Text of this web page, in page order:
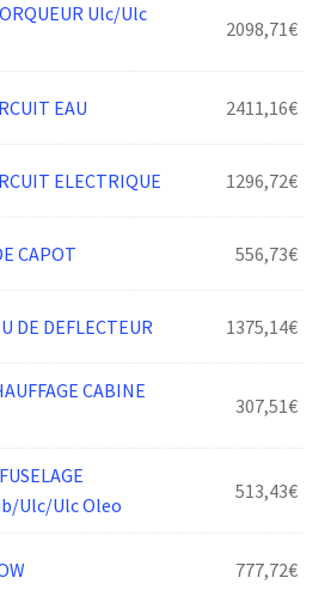
Ulc/Ulc
2098,71€
EAU 2411,16€
ELECTRIQUE 1296,72€
CAPOT 556,73€
DE DEFLECTEUR 1375,14€
CABINE
307,51€
Ulc/Ulc Oleo
513,43€
777,72€